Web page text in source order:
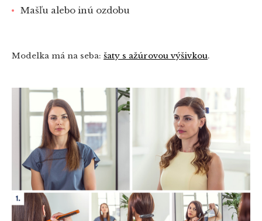
Mašľu alebo inú ozdobu
Modelka má na seba: šaty s ažúrovou výšivkou.